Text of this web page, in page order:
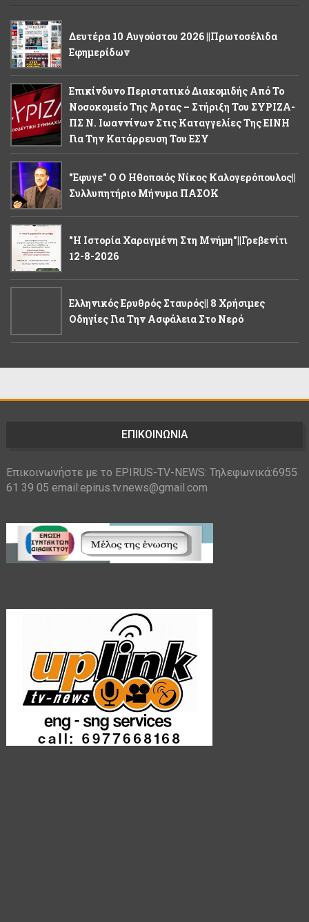
Δευτέρα 10 Αυγούστου 2026 ||Πρωτοσέλιδα
Εφημερίδων
Επικίνδυνο Περιστατικό Διακομιδής Από Το
Νοσοκομείο Της Άρτας – Στήριξη Του ΣΥΡΙΖΑ-
ΠΣ Ν. Ιωαννίνων Στις Καταγγελίες Της ΕΙΝΗ
Για Την Κατάρρευση Του ΕΣΥ
"Εφυγε" Ο Ο Ηθοποιός Νίκος Καλογερόπουλος||
Συλλυπητήριο Μήνυμα ΠΑΣΟΚ
"Η Ιστορία Χαραγμένη Στη Μνήμη"||Γρεβενίτι
12-8-2026
Ελληνικός Ερυθρός Σταυρός|| 8 Χρήσιμες
Οδηγίες Για Την Ασφάλεια Στο Νερό
ΕΠΙΚΟΙΝΩΝΙΑ
Επικοινωνήστε με το EPIRUS-TV-NEWS: Τηλεφωνικά:6955
61 39 05 email:epirus.tv.news@gmail.com